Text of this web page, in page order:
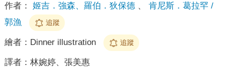
作者： 姬吉．強森、羅伯．狄保德、 肯尼斯．葛拉罕 /
郭漁
追蹤
繪者： Dinner illustration 追蹤
譯者： 林婉婷、張美惠